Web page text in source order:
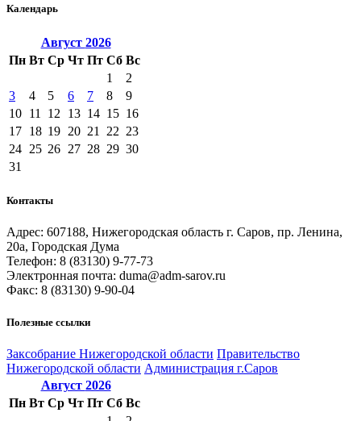
Календарь
Август 2026
Пн Вт Ср Чт Пт Сб Вс
1
2
3
4 5 6 7 8
9
10 11 12 13 14 15 16
17 18 19 20 21 22 23
24 25 26 27 28 29 30
31
Контакты
Адрес: 607188, Нижегородская область г. Саров, пр. Ленина,
20а, Городская Дума
Телефон: 8 (83130) 9-77-73
Электронная почта: duma@adm-sarov.ru
Факс: 8 (83130) 9-90-04
Полезные ссылки
Закcобрание Нижегородской области Правительство
Нижегородской области Администрация г.Саров
Август 2026
Пн Вт Ср Чт Пт Сб Вс